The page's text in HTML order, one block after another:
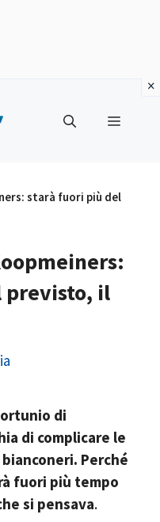
Menu
starà fuori più del
previsto, il
di
di complicare le
Perché
fuori più tempo
si pensava.